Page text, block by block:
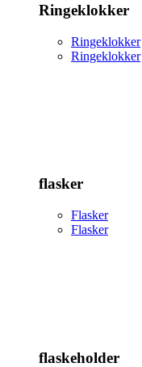
Ringeklokker
Ringeklokker
Ringeklokker
flasker
Flasker
Flasker
flaskeholder